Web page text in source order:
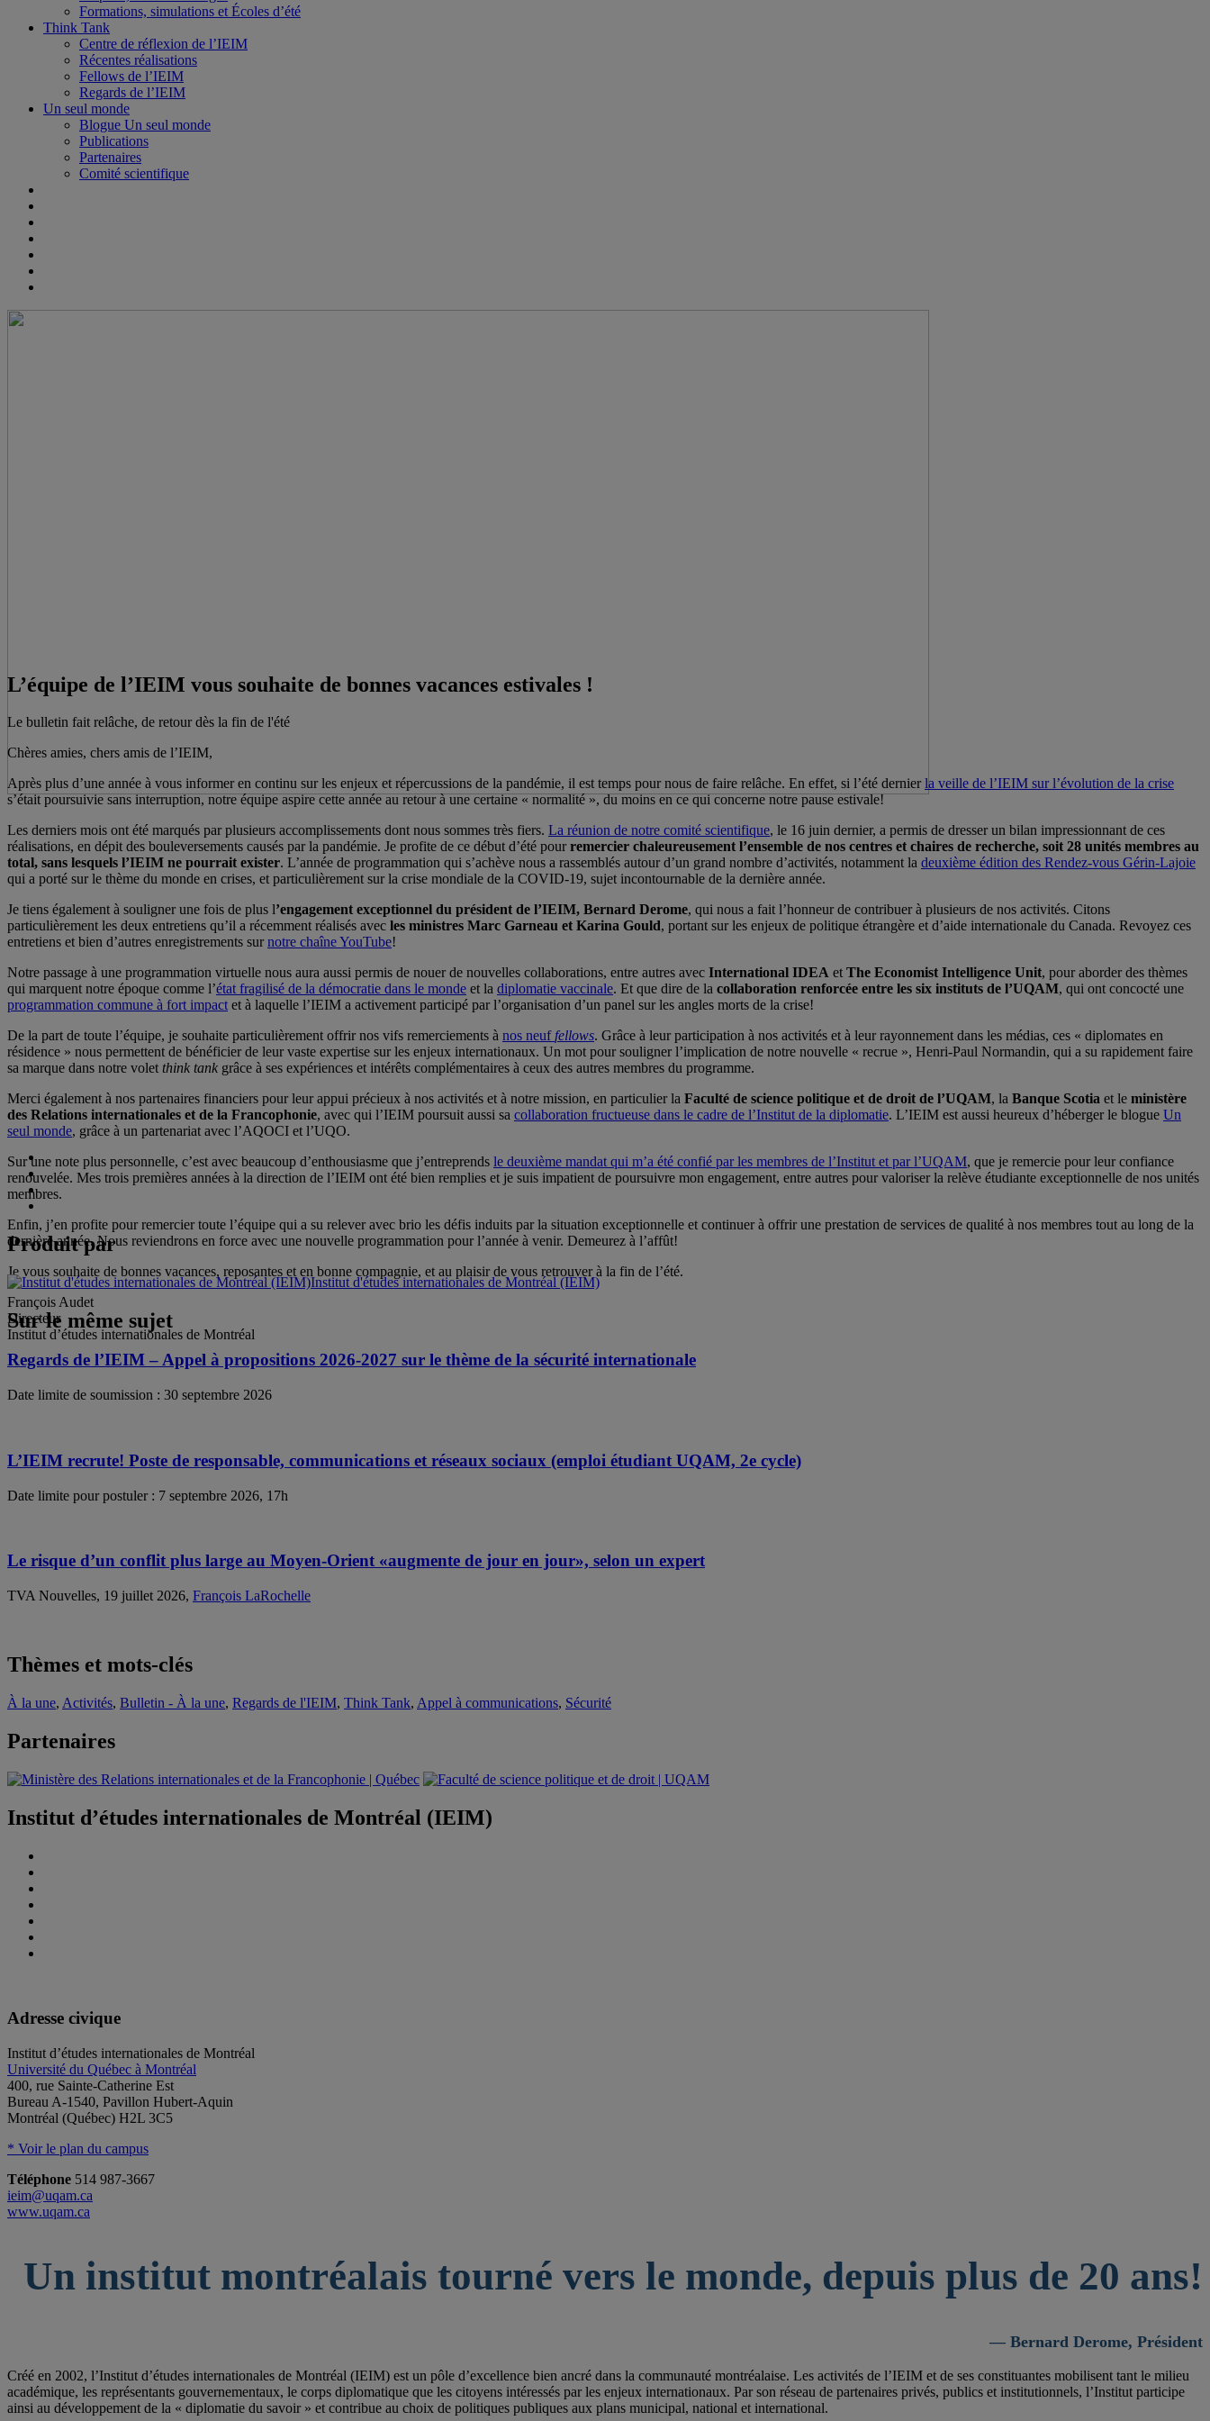
Formations, simulations et Écoles d’été
Think Tank
Centre de réflexion de l’IEIM
Récentes réalisations
Fellows de l’IEIM
Regards de l’IEIM
Un seul monde
Blogue Un seul monde
Publications
Partenaires
Comité scientifique
L’équipe de l’IEIM vous souhaite de bonnes vacances estivales !
Le bulletin fait relâche, de retour dès la fin de l'été
Chères amies, chers amis de l’IEIM,
Après plus d’une année à vous informer en continu sur les enjeux et répercussions de la pandémie, il est temps pour nous de faire relâche. En effet, si l’été dernierla veille de l’IEIM sur l’évolution de la crise
s’était poursuivie sans interruption, notre équipe aspire cette année au retour à une certaine « normalité », du moins en ce qui concerne notre pause estivale!
Les derniers mois ont été marqués par plusieurs accomplissements dont nous sommes très fiers. La réunion de notre comité scientifique, le 16 juin dernier, a permis de dresser un bilan impressionnant de ces
réalisations, en dépit des bouleversements causés par la pandémie. Je profite de ce début d’été pourremercier chaleureusement l’ensemble de nos centres et chaires de recherche, soit 28 unités membres au
total, sans lesquels l’IEIM ne pourrait exister. L’année de programmation qui s’achève nous a rassemblés autour d’un grand nombre d’activités, notamment la deuxième édition des Rendez-vous Gérin-Lajoie
qui a porté sur le thème du monde en crises, et particulièrement sur la crise mondiale de la COVID-19, sujet incontournable de la dernière année.
Je tiens également à souligner une fois de plus l’engagement exceptionnel du président de l’IEIM, Bernard Derome, qui nous a fait l’honneur de contribuer à plusieurs de nos activités. Citons
particulièrement les deux entretiens qu’il a récemment réalisés avec les ministres Marc Garneau et Karina Gould, portant sur les enjeux de politique étrangère et d’aide internationale du Canada. Revoyez ces
entretiens et bien d’autres enregistrements surnotre chaîne YouTube!
Notre passage à une programmation virtuelle nous aura aussi permis de nouer de nouvelles collaborations, entre autres avec International IDEA etThe Economist Intelligence Unit, pour aborder des thèmes
qui marquent notre époque comme l’état fragilisé de la démocratie dans le monde et la diplomatie vaccinale. Et que dire de la collaboration renforcée entre les six instituts de l’UQAM, qui ont concocté une
programmation commune à fort impactet à laquelle l’IEIM a activement participé par l’organisation d’un panel sur les angles morts de la crise!
De la part de toute l’équipe, je souhaite particulièrement offrir nos vifs remerciements à nos neuffellows. Grâce à leur participation à nos activités et à leur rayonnement dans les médias, ces « diplomates en
résidence » nous permettent de bénéficier de leur vaste expertise sur les enjeux internationaux. Un mot pour souligner l’implication de notre nouvelle « recrue », Henri-Paul Normandin, qui a su rapidement faire
sa marque dans notre voletthink tank grâce à ses expériences et intérêts complémentaires à ceux des autres membres du programme.
Merci également à nos partenaires financiers pour leur appui précieux à nos activités et à notre mission, en particulier la Faculté de science politique et de droit de l’UQAM, la Banque Scotia et le ministère
des Relations internationales et de la Francophonie, avec qui l’IEIM poursuit aussi sa collaboration fructueuse dans le cadre de l’Institut de la diplomatie. L’IEIM est aussi heureux d’héberger le blogue Un
seul monde, grâce à un partenariat avec l’AQOCI et l’UQO.
Sur une note plus personnelle, c’est avec beaucoup d’enthousiasme que j’entreprends le deuxième mandat qui m’a été confié par les membres de l’Institut et par l’UQAM, que je remercie pour leur confiance
renouvelée. Mes trois premières années à la direction de l’IEIM ont été bien remplies et je suis impatient de poursuivre mon engagement, entre autres pour valoriser la relève étudiante exceptionnelle de nos unités
membres.
Enfin, j’en profite pour remercier toute l’équipe qui a su relever avec brio les défis induits par la situation exceptionnelle et continuer à offrir une prestation de services de qualité à nos membres tout au long de la
dernière année. Nous reviendrons en force avec une nouvelle programmation pour l’année à venir. Demeurez à l’affût!
Je vous souhaite de bonnes vacances, reposantes et en bonne compagnie, et au plaisir de vous retrouver à la fin de l’été.
François Audet
Directeur
Institut d’études internationales de Montréal
Produit par
Institut d'études internationales de Montréal (IEIM)
Sur le même sujet
Regards de l’IEIM – Appel à propositions 2026-2027 sur le thème de la sécurité internationale
Date limite de soumission : 30 septembre 2026
L’IEIM recrute! Poste de responsable, communications et réseaux sociaux (emploi étudiant UQAM, 2e cycle)
Date limite pour postuler : 7 septembre 2026, 17h
Le risque d’un conflit plus large au Moyen-Orient «augmente de jour en jour», selon un expert
TVA Nouvelles, 19 juillet 2026, François LaRochelle
Thèmes et mots-clés
À la une, Activités, Bulletin - À la une, Regards de l'IEIM, Think Tank, Appel à communications, Sécurité
Partenaires
Institut d’études internationales de Montréal (IEIM)
Adresse civique
Institut d’études internationales de Montréal
Université du Québec à Montréal
400, rue Sainte-Catherine Est
Bureau A-1540, Pavillon Hubert-Aquin
Montréal (Québec) H2L 3C5
* Voir le plan du campus
Téléphone 514 987-3667
ieim@uqam.ca
www.uqam.ca
Un institut montréalais tourné vers le monde, depuis plus de 20 ans!
— Bernard Derome, Président
Créé en 2002, l’Institut d’études internationales de Montréal (IEIM) est un pôle d’excellence bien ancré dans la communauté montréalaise. Les activités de l’IEIM et de ses constituantes mobilisent tant le milieu
académique, les représentants gouvernementaux, le corps diplomatique que les citoyens intéressés par les enjeux internationaux. Par son réseau de partenaires privés, publics et institutionnels, l’Institut participe
ainsi au développement de la « diplomatie du savoir » et contribue au choix de politiques publiques aux plans municipal, national et international.